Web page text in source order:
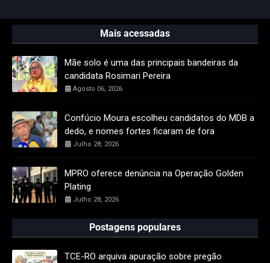
Mais acessadas
Mãe solo é uma das principais bandeiras da
candidata Rosimari Pereira
Agosto 06, 2026
Confúcio Moura escolheu candidatos do MDB a
dedo, e nomes fortes ficaram de fora
Julho 28, 2026
MPRO oferece denúncia na Operação Golden
Plating
Julho 28, 2026
Postagens populares
TCE-RO arquiva apuração sobre pregão